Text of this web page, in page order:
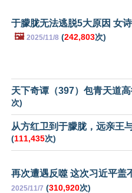
于朦胧无法逃脱5大原因 女
🖼️ 2025/11/8 (242,803次)
天下奇谭（397）包青天道
次)
从方红卫到于朦胧，远亲王
(111,435次)
再次遭遇反噬 这次习近平盖
2025/11/7 (310,920次)